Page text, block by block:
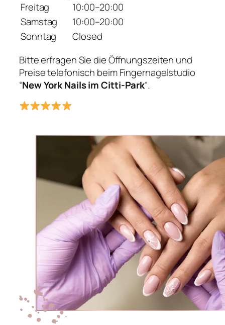
Freitag
10:00–20:00
Samstag
10:00–20:00
Sonntag
Closed
Bitte erfragen Sie die Öffnungszeiten und
Preise telefonisch beim Fingernagelstudio
“New York Nails im Citti-Park“.